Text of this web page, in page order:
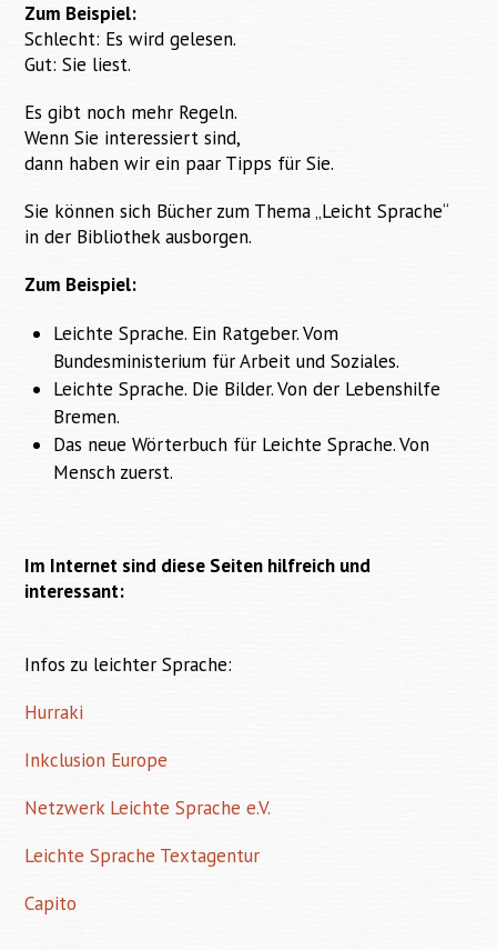
Zum Beispiel:
Schlecht: Es wird gelesen.
Gut: Sie liest.
Es gibt noch mehr Regeln.
Wenn Sie interessiert sind,
dann haben wir ein paar Tipps für Sie.
Sie können sich Bücher zum Thema „Leicht Sprache“
in der Bibliothek ausborgen.
Zum Beispiel:
Leichte Sprache. Ein Ratgeber. Vom
Bundesministerium für Arbeit und Soziales.
Leichte Sprache. Die Bilder. Von der Lebenshilfe
Bremen.
Das neue Wörterbuch für Leichte Sprache. Von
Mensch zuerst.
Im Internet sind diese Seiten hilfreich und
interessant:
Infos zu leichter Sprache:
Hurraki
Inkclusion Europe
Netzwerk Leichte Sprache e.V.
Leichte Sprache Textagentur
Capito